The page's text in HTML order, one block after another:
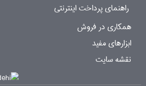
راهنمای پرداخت اینترنتی
همکاری در فروش
ابزارهای مفید
نقشه سایت